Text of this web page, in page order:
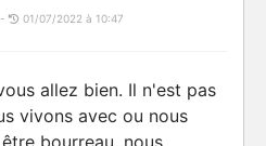
01/07/2022 à 10:47
allez bien. Il n'est pas
vivons avec ou nous
bourreau, nous